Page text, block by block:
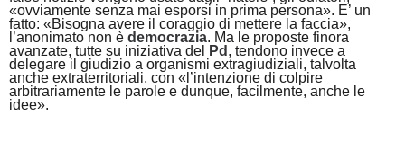
«ovviamente senza mai esporsi in prima persona». E’ un
fatto: «Bisogna avere il coraggio di mettere la faccia»,
l’anonimato non è democrazia. Ma le proposte finora
avanzate, tutte su iniziativa del
Pd , tendono invece a
delegare il giudizio a organismi extragiudiziali, talvolta
anche extraterritoriali, con «l’intenzione di colpire
arbitrariamente le parole e dunque, facilmente, anche le
idee».